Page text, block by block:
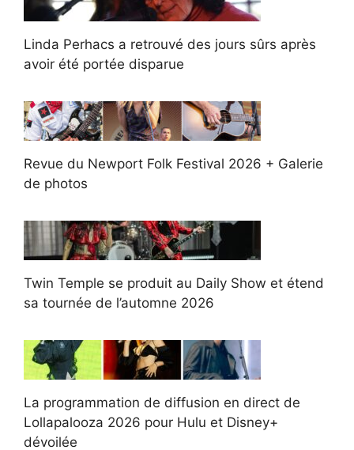
Linda Perhacs a retrouvé des jours sûrs après
avoir été portée disparue
Revue du Newport Folk Festival 2026 + Galerie
de photos
Twin Temple se produit au Daily Show et étend
sa tournée de l’automne 2026
La programmation de diffusion en direct de
Lollapalooza 2026 pour Hulu et Disney+
dévoilée